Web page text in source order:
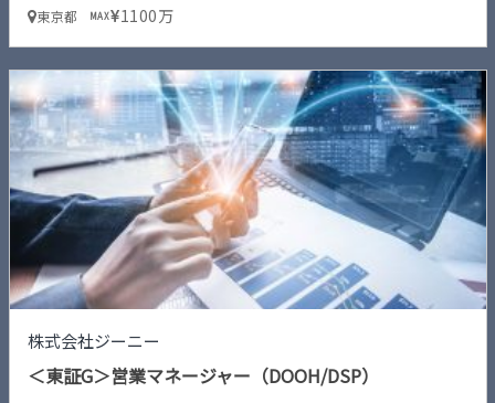
東京都 MAX 1100万
株式会社ジーニー
＜東証G＞営業マネージャー（DOOH/DSP）